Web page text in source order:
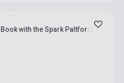
with the Spark Paltform -